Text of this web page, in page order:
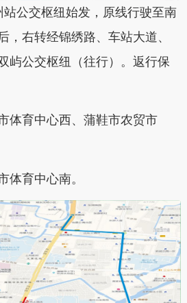
站公交枢纽始发，原线行驶至南
，右转经锦绣路、车站大道、
屿公交枢纽（往行）。返行保
体育中心西、蒲鞋市农贸市
体育中心南。